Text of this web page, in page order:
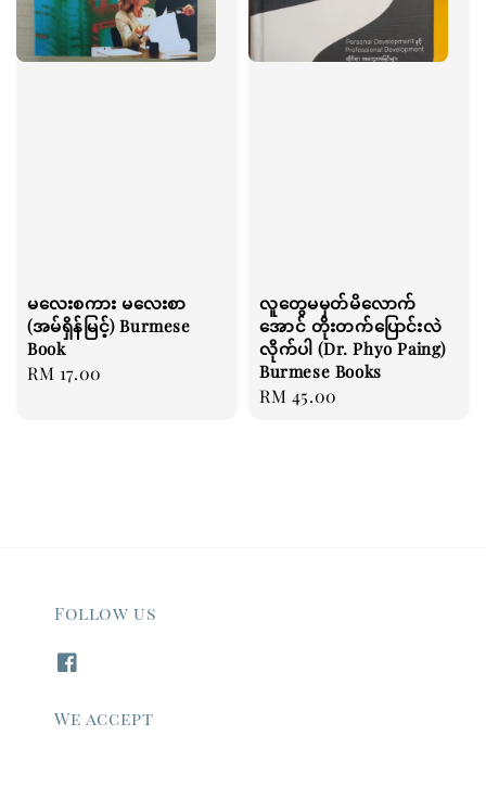
မလေးစကား မလေးစာ
(အမ်ရှိန်မြင့်) Burmese
Book
Regular
RM 17.00
လူတွေမမှတ်မိလောက်
အောင် တိုးတက်ပြောင်းလဲ
လိုက်ပါ (Dr. Phyo Paing)
Burmese Books
Regular
RM 45.00
Follow us
We accept